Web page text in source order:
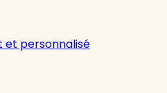
et personnalisé